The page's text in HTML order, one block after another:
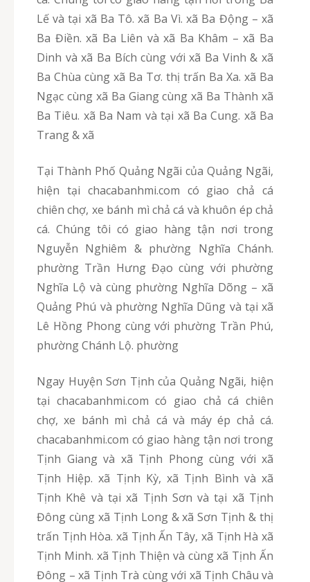
Lế và tại xã Ba Tô. xã Ba Vì. xã Ba Động – xã
Ba Điền. xã Ba Liên và xã Ba Khâm – xã Ba
Dinh và xã Ba Bích cùng với xã Ba Vinh & xã
Ba Chùa cùng xã Ba Tơ. thị trấn Ba Xa. xã Ba
Ngạc cùng xã Ba Giang cùng xã Ba Thành xã
Ba Tiêu. xã Ba Nam và tại xã Ba Cung. xã Ba
Trang & xã
Tại Thành Phố Quảng Ngãi của Quảng Ngãi,
hiện tại chacabanhmi.com có giao chả cá
chiên chợ, xe bánh mì chả cá và khuôn ép chả
cá. Chúng tôi có giao hàng tận nơi trong
Nguyễn Nghiêm & phường Nghĩa Chánh.
phường Trần Hưng Đạo cùng với phường
Nghĩa Lộ và cùng phường Nghĩa Dõng – xã
Quảng Phú và phường Nghĩa Dũng và tại xã
Lê Hồng Phong cùng với phường Trần Phú,
phường Chánh Lộ. phường
Ngay Huyện Sơn Tịnh của Quảng Ngãi, hiện
tại chacabanhmi.com có giao chả cá chiên
chợ, xe bánh mì chả cá và máy ép chả cá.
chacabanhmi.com có giao hàng tận nơi trong
Tịnh Giang và xã Tịnh Phong cùng với xã
Tịnh Hiệp. xã Tịnh Kỳ, xã Tịnh Bình và xã
Tịnh Khê và tại xã Tịnh Sơn và tại xã Tịnh
Đông cùng xã Tịnh Long & xã Sơn Tịnh & thị
trấn Tịnh Hòa. xã Tịnh Ấn Tây, xã Tịnh Hà xã
Tịnh Minh. xã Tịnh Thiện và cùng xã Tịnh Ấn
Đông – xã Tịnh Trà cùng với xã Tịnh Châu và